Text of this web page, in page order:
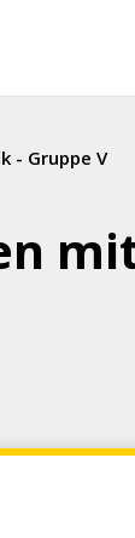
- Gruppe V